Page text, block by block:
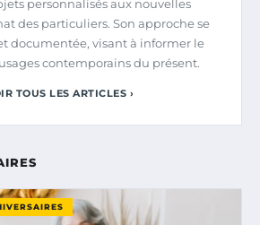
personnalisés aux nouvelles
des particuliers. Son approche se
documentée, visant à informer le
contemporains du présent.
TOUS LES ARTICLES ›